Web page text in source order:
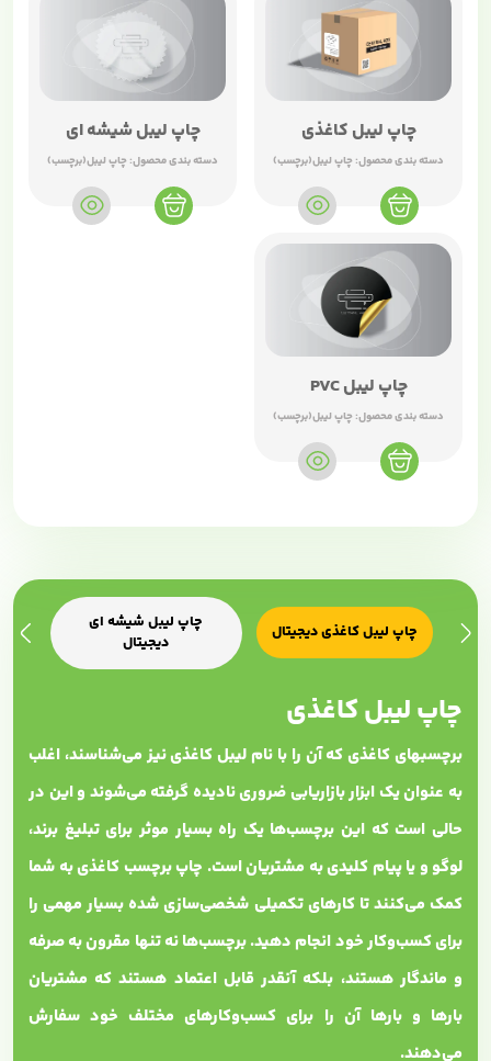
چاپ لیبل کاغذی
دسته بندی محصول:چاپ لیبل(برچسب)
چاپ لیبل شیشه ای
دسته بندی محصول:چاپ لیبل(برچسب)
چاپ لیبل PVC
دسته بندی محصول:چاپ لیبل(برچسب)
چاپ لیبل کاغذی دیجیتال
چاپ لیبل شیشه ای
دیجیتال
چاپ لیبل کاغذی
برچسب‎های کاغذی که آن را با نام لیبل کاغذی نیز می‌شناسند، اغلب
به عنوان یک ابزار بازاریابی ضروری نادیده گرفته می‌شوند و این در
حالی است که این برچسب‌ها یک راه بسیار موثر برای تبلیغ برند،
لوگو و یا پیام کلیدی به مشتریان است. چاپ برچسب کاغذی به شما
کمک می‌کنند تا کارهای تکمیلی شخصی‌سازی شده بسیار مهمی را
برای کسب‌وکار خود انجام دهید. برچسب‌ها نه تنها مقرون به صرفه
و ماندگار هستند، بلکه آنقدر قابل اعتماد هستند که مشتریان
بارها و بارها آن را برای کسب‌وکارهای مختلف خود سفارش
می‌دهند.